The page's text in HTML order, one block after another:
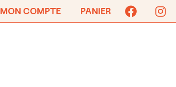
MON COMPTE PANIER